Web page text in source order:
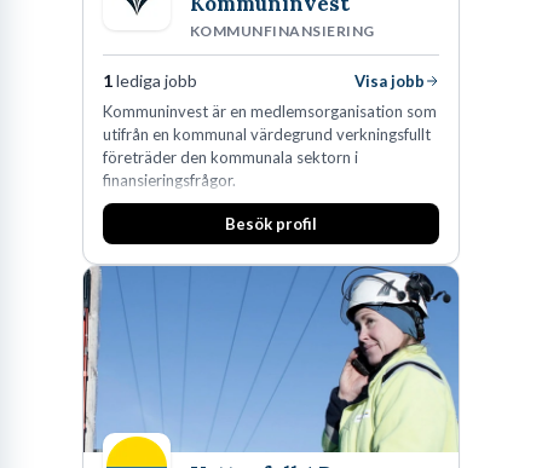
KOMMUNFINANSIERING
1lediga jobb
Visa jobb
Kommuninvest är en medlemsorganisation som
utifrån en kommunal värdegrund verkningsfullt
företräder den kommunala sektorn i
finansieringsfrågor.
Besök profil